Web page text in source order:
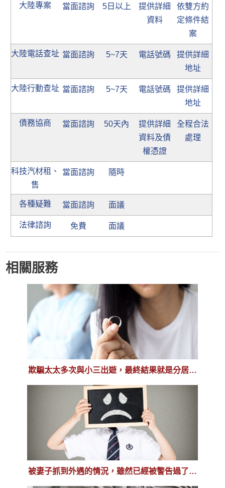
大陸專案 當面諮詢 5日以上
提供詳細
資料
依雙方約
定條件結
案
大陸電話查址 當面諮詢 5~7天 電話號碼
提供詳細
地址
大陸行動查址 當面諮詢 5~7天 電話號碼
提供詳細
地址
債務協商 當面諮詢 50天內
提供詳細
資料及債
權憑證
全程合法
處理
科技汽材租、
售
當面諮詢 隨時
各種疑難 當面諮詢 面議
法律諮詢 免費 面議
相關服務
欺騙太太多次與小三出遊，最終結果就是分居離
被妻子抓到外遇的情況，雖然已經被警告過了，